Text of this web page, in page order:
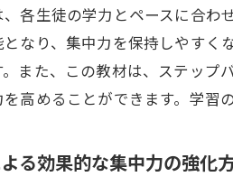
各生徒の学力とペースに合わ
なり、集中力を保持しやすく
また、この教材は、ステップ
高めることができます。学習
る効果的な集中力の強化